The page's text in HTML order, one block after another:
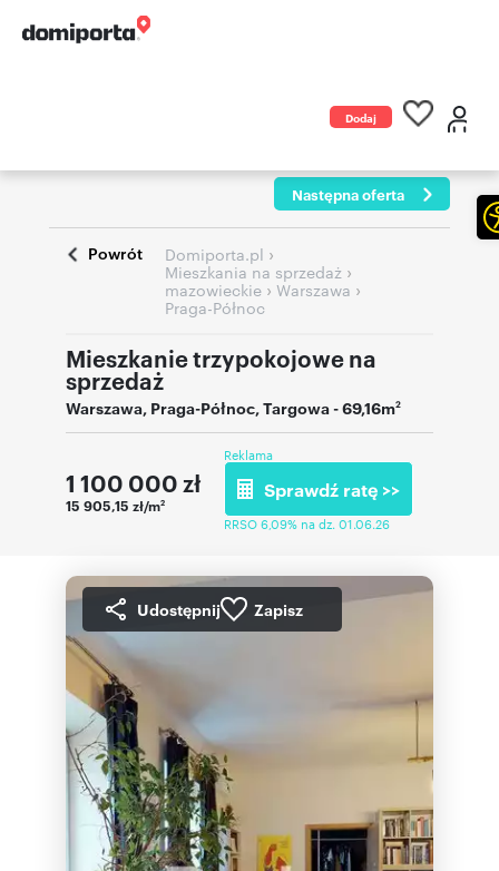
Dodaj
Następna oferta
Powrót Domiporta.pl ›
Mieszkania na sprzedaż ›
mazowieckie › Warszawa ›
Praga-Północ
Mieszkanie trzypokojowe na
sprzedaż
Warszawa, Praga-Północ,Targowa- 69,16m2
1 100 000 zł
15 905,15 zł/m2
Reklama
Sprawdź ratę >>
RRSO 6,09% na dz. 01.06.26
Udostępnij Zapisz